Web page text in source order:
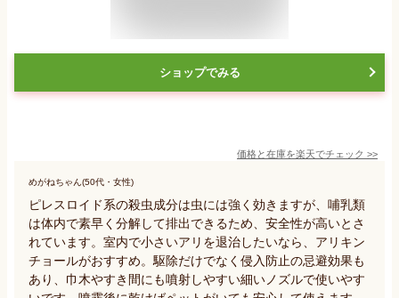
ショップでみる
価格と在庫を楽天でチェック >>
めがねちゃん(50代・女性)
ピレスロイド系の殺虫成分は虫には強く効きますが、哺乳類
は体内で素早く分解して排出できるため、安全性が高いとさ
れています。室内で小さいアリを退治したいなら、アリキン
チョールがおすすめ。駆除だけでなく侵入防止の忌避効果も
あり、巾木やすき間にも噴射しやすい細いノズルで使いやす